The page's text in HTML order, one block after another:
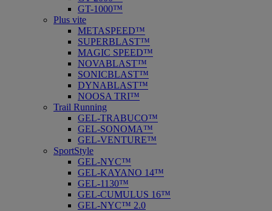
GT-1000™
Plus vite
METASPEED™
SUPERBLAST™
MAGIC SPEED™
NOVABLAST™
SONICBLAST™
DYNABLAST™
NOOSA TRI™
Trail Running
GEL-TRABUCO™
GEL-SONOMA™
GEL-VENTURE™
SportStyle
GEL-NYC™
GEL-KAYANO 14™
GEL-1130™
GEL-CUMULUS 16™
GEL-NYC™ 2.0